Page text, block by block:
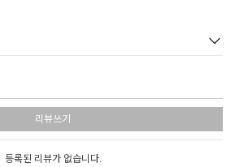
리뷰쓰기
등록된 리뷰가 없습니다.